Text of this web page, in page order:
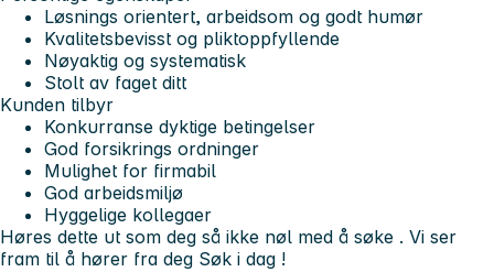
Løsnings orientert, arbeidsom og godt humør
Kvalitetsbevisst og pliktoppfyllende
Nøyaktig og systematisk
Stolt av faget ditt
Kunden tilbyr
Konkurranse dyktige betingelser
God forsikrings ordninger
Mulighet for firmabil
God arbeidsmiljø
Hyggelige kollegaer
Høres dette ut som deg så ikke nøl med å søke . Vi ser
fram til å hører fra deg Søk i dag !